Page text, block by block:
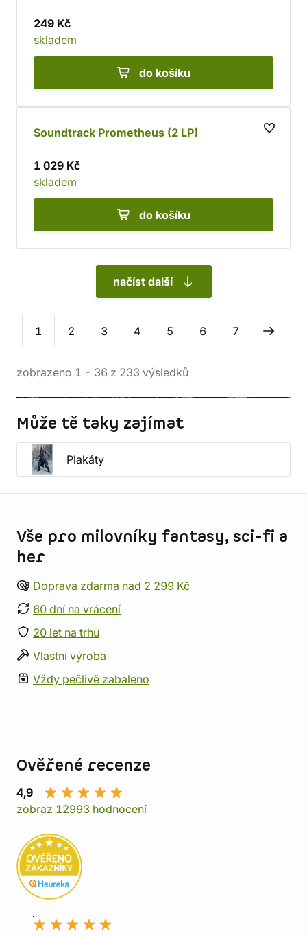
249 Kč
skladem
do košíku
Soundtrack Prometheus (2 LP)
1 029 Kč
skladem
do košíku
načíst další
1 2 3 4 5 6 7
zobrazeno 1 - 36 z 233 výsledků
Může tě taky zajímat
Plakáty
Vše pro milovníky fantasy, sci-fi a
her
Doprava zdarma nad 2 299 Kč
60 dní na vrácení
20 let na trhu
Vlastní výroba
Vždy pečlivě zabaleno
Ověřené recenze
4,9
zobraz 12993 hodnocení